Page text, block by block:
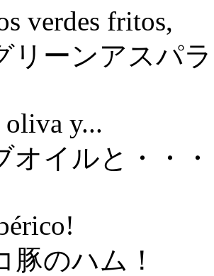
verdes fritos,
リーンアスパ
oliva y...
オイルと・・・
豚のハム！